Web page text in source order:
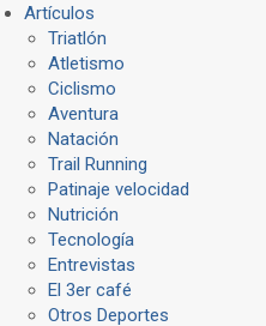
Artículos
Triatlón
Atletismo
Ciclismo
Aventura
Natación
Trail Running
Patinaje velocidad
Nutrición
Tecnología
Entrevistas
El 3er café
Otros Deportes